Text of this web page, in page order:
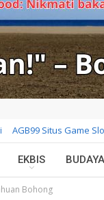
AGB99 Situs Game
EKBIS BUDAYA
Bohong